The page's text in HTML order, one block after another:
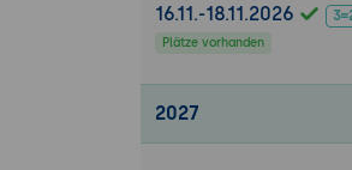
16.11.-18.11.2026
Plätze vorhanden
2027